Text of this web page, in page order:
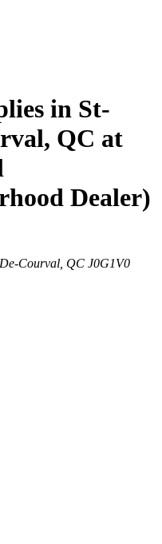
in St-
QC at
Dealer)
Courval, QC J0G1V0